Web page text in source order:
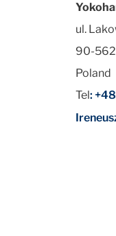
ul.
90-
Poland
Tel: